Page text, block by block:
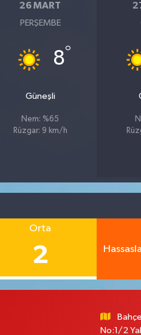
26 MART
PERŞEMBE
8°
Güneşli
Nem: %65
Rüzgar: 9 km/h
Orta
2
No:1/2